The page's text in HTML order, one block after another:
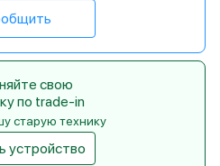
свою
по trade-in
старую технику
устройство